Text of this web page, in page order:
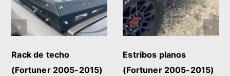
Rack de techo
(Fortuner 2005-2015)
Estribos planos
(Fortuner 2005-2015)